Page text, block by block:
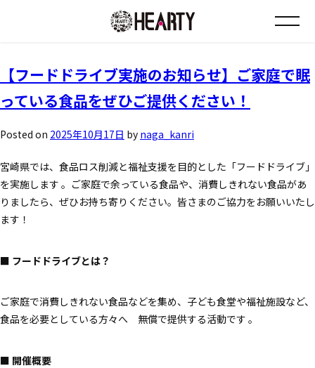
お知らせ
チラシ情報
会社について
採用について
Instagram
【フードドライブ実施のお知らせ】ご家庭で眠
っている食品をぜひご提供ください！
Posted on 2025年10月17日 by naga_kanri
宮崎県では、食品ロス削減と福祉支援を目的とした「フードドライブ」
を実施します 。ご家庭で余っている食品や、消費しきれない食品があ
りましたら、ぜひお持ち寄りください。皆さまのご協力をお願いいたし
ます！
■ フードドライブとは？
ご家庭で消費しきれない食品などを集め、子ども食堂や福祉施設など、
食品を必要としている方々へ 無償で提供する活動です 。
■ 開催概要